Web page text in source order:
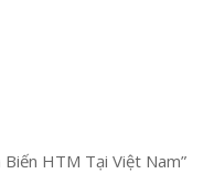
HTM Tại Việt Nam”